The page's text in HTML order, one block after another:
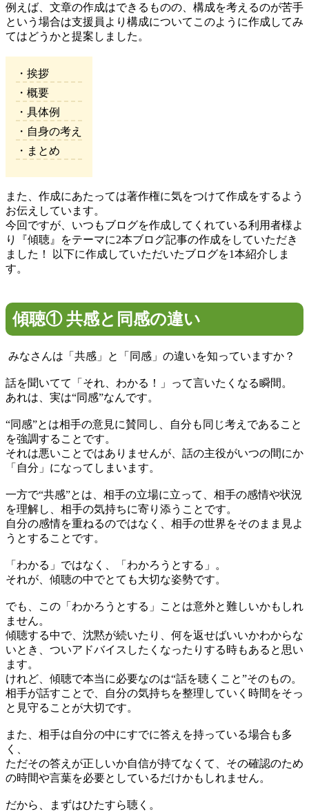
例えば、文章の作成はできるものの、構成を考えるのが苦手
という場合は支援員より構成についてこのように作成してみ
てはどうかと提案しました。
・挨拶
・概要
・具体例
・自身の考え
・まとめ
また、作成にあたっては著作権に気をつけて作成をするよう
お伝えしています。
今回ですが、いつもブログを作成してくれている利用者様よ
り『傾聴』をテーマに2本ブログ記事の作成をしていただき
ました！ 以下に作成していただいたブログを1本紹介しま
す。
傾聴① 共感と同感の違い
みなさんは「共感」と「同感」の違いを知っていますか？
話を聞いてて「それ、わかる！」って言いたくなる瞬間。
あれは、実は“同感”なんです。
“同感”とは相手の意見に賛同し、自分も同じ考えであること
を強調することです。
それは悪いことではありませんが、話の主役がいつの間にか
「自分」になってしまいます。
一方で“共感”とは、相手の立場に立って、相手の感情や状況
を理解し、相手の気持ちに寄り添うことです。
自分の感情を重ねるのではなく、相手の世界をそのまま見よ
うとすることです。
「わかる」ではなく、「わかろうとする」。
それが、傾聴の中でとても大切な姿勢です。
でも、この「わかろうとする」ことは意外と難しいかもしれ
ません。
傾聴する中で、沈黙が続いたり、何を返せばいいかわからな
いとき、ついアドバイスしたくなったりする時もあると思い
ます。
けれど、傾聴で本当に必要なのは“話を聴くこと”そのもの。
相手が話すことで、自分の気持ちを整理していく時間をそっ
と見守ることが大切です。
また、相手は自分の中にすでに答えを持っている場合も多
く、
ただその答えが正しいか自信が持てなくて、その確認のため
の時間や言葉を必要としているだけかもしれません。
だから、まずはひたすら聴く。